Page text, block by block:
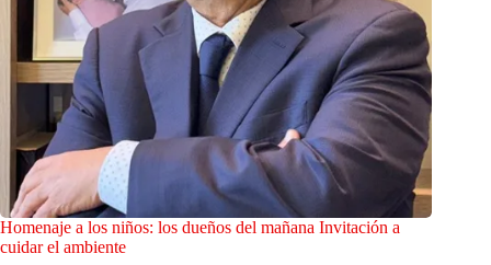
Homenaje a los niños: los dueños del mañana Invitación a
cuidar el ambiente